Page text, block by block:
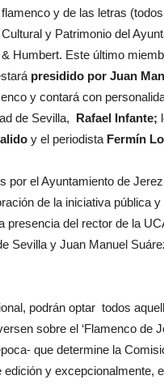
y de las letras
y Patrimonio del
Humbert. Este último
presidido por Juan
y contará con
de Sevilla,
Rafael Infante;
y el periodista Fermín
por el Ayuntamiento de
de la iniciativa pública
presencia del rector de la
Sevilla y Juan Manuel
podrán optar todos
sobre el ‘Flamenco de
que determine la
y excepcionalmente,